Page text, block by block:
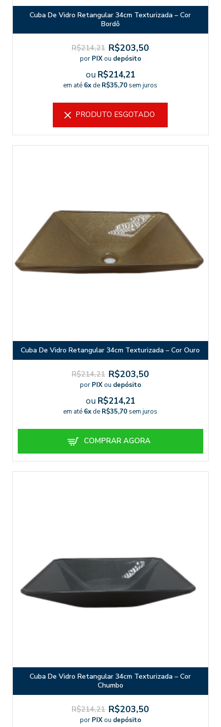
Cuba De Vidro Retangular 34cm Texturizada – Cor
Bordô
R$214,21 R$203,50
por PIXou depósito
ou R$214,21
em até 6xde R$35,70 sem juros
PRODUTO ESGOTADO
Cuba De Vidro Retangular 34cm Texturizada – Cor Ouro
R$214,21 R$203,50
por PIXou depósito
ou R$214,21
em até 6xde R$35,70 sem juros
COMPRAR AGORA
Cuba De Vidro Retangular 34cm Texturizada – Cor
Chumbo
R$214,21 R$203,50
por PIXou depósito